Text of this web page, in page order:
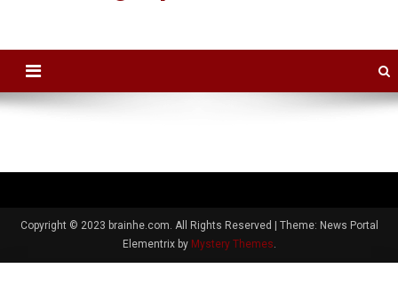
Copyright © 2023 brainhe.com. All Rights Reserved
Theme: News Portal
Elementrix by Mystery Themes.